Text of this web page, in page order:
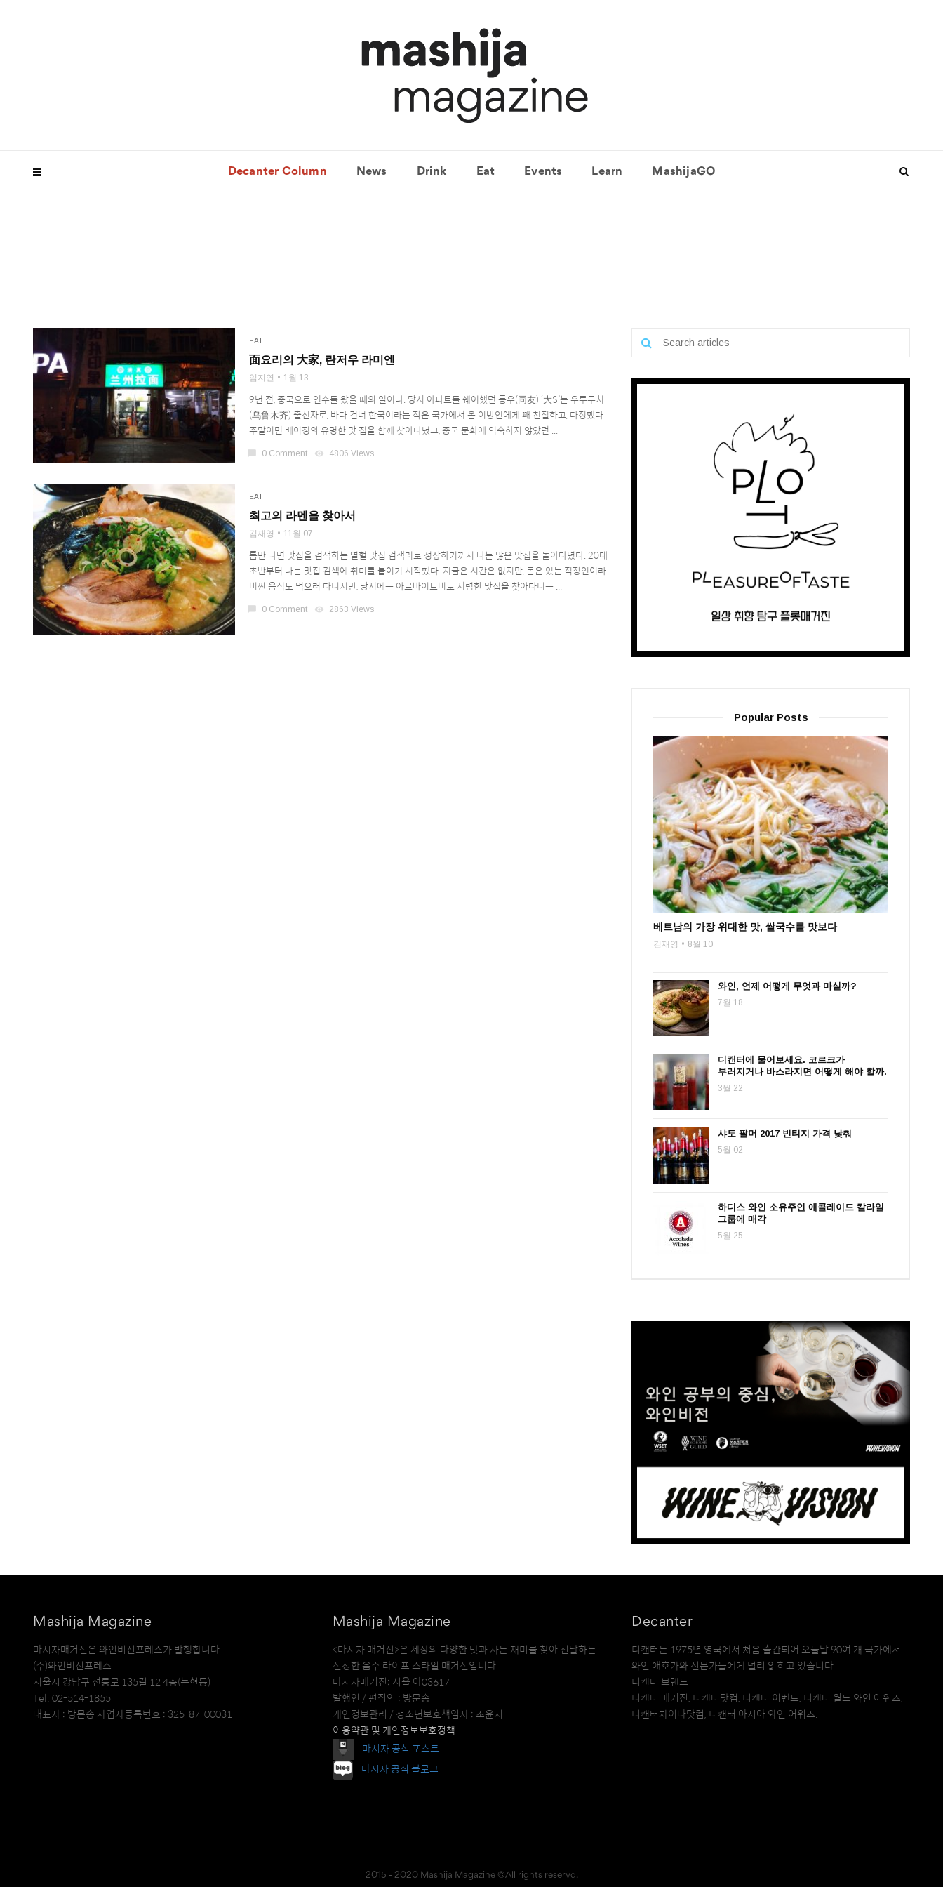
Decanter Column News Drink Eat Events Learn MashijaGO
EAT
面요리의 大家, 란저우 라미엔
임지연 1월 13
9년 전, 중국으로 연수를 왔을 때의 일이다. 당시 아파트를 쉐어했던 통우(同友) ‘大S’는 우루무치
(乌鲁木齐) 출신자로, 바다 건너 한국이라는 작은 국가에서 온 이방인에게 꽤 친절하고, 다정했다.
주말이면 베이징의 유명한 맛 집을 함께 찾아다녔고, 중국 문화에 익숙하지 않았던 ...
chat_bubble 0 Comment visibility 4806 Views
EAT
최고의 라멘을 찾아서
김재영 11월 07
틈만 나면 맛집을 검색하는 열혈 맛집 검색러로 성장하기까지 나는 많은 맛집을 돌아다녔다. 20대
초반부터 나는 맛집 검색에 취미를 붙이기 시작했다. 지금은 시간은 없지만, 돈은 있는 직장인이라
비싼 음식도 먹으러 다니지만, 당시에는 아르바이트비로 저렴한 맛집을 찾아다니는 ...
chat_bubble 0 Comment visibility 2863 Views
Popular Posts
베트남의 가장 위대한 맛, 쌀국수를 맛보다
김재영 8월 10
와인, 언제 어떻게 무엇과 마실까?
7월 18
디캔터에 물어보세요. 코르크가
부러지거나 바스라지면 어떻게 해야 할까.
3월 22
샤토 팔머 2017 빈티지 가격 낮춰
5월 02
하디스 와인 소유주인 애콜레이드 칼라일
그룹에 매각
5월 25
Mashija Magazine
마시자매거진은 와인비전프레스가 발행합니다.
(주)와인비전프레스
서울시 강남구 선릉로 135길 12 4층(논현동)
Tel. 02-514-1855
대표자 : 방문송 사업자등록번호 : 325-87-00031
Mashija Magazine
<마시자 매거진>은 세상의 다양한 맛과 사는 재미를 찾아 전달하는
진정한 음주 라이프 스타일 매거진입니다.
마시자매거진: 서울 아03617
발행인 / 편집인 : 방문송
개인정보관리 / 청소년보호책임자 : 조윤지
이용약관 및 개인정보보호정책
마시자 공식 포스트
마시자 공식 블로그
Decanter
디캔터는 1975년 영국에서 처음 출간되어 오늘날 90여 개 국가에서
와인 애호가와 전문가들에게 널리 읽히고 있습니다.
디캔터 브랜드
디캔터 매거진, 디캔터닷컴, 디캔터 이벤트, 디캔터 월드 와인 어워즈,
디캔터차이나닷컴, 디캔터 아시아 와인 어워즈.
2015 - 2020 Mashija Magazine ©All rights reservd.